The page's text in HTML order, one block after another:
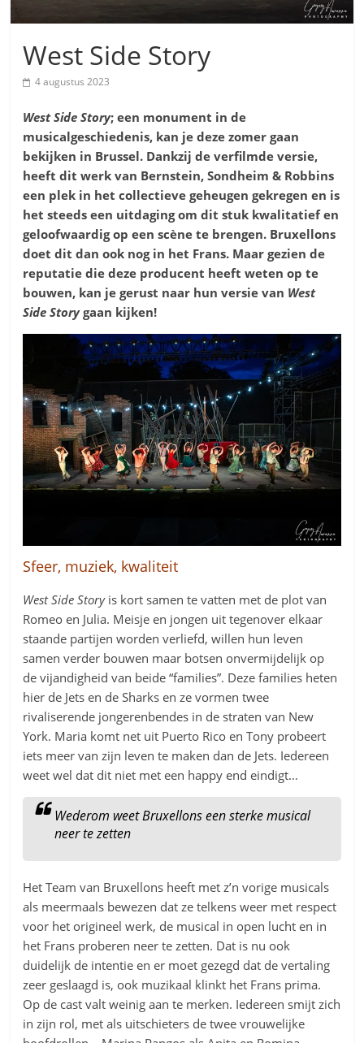
West Side Story
4 augustus 2023
West Side Story; een monument in de
musicalgeschiedenis, kan je deze zomer gaan
bekijken in Brussel. Dankzij de verfilmde versie,
heeft dit werk van Bernstein, Sondheim & Robbins
een plek in het collectieve geheugen gekregen en is
het steeds een uitdaging om dit stuk kwalitatief en
geloofwaardig op een scène te brengen. Bruxellons
doet dit dan ook nog in het Frans. Maar gezien de
reputatie die deze producent heeft weten op te
bouwen, kan je gerust naar hun versie van West
Side Storygaan kijken!
Sfeer, muziek, kwaliteit
West Side Storyis kort samen te vatten met de plot van
Romeo en Julia. Meisje en jongen uit tegenover elkaar
staande partijen worden verliefd, willen hun leven
samen verder bouwen maar botsen onvermijdelijk op
de vijandigheid van beide “families”. Deze families heten
hier de Jets en de Sharks en ze vormen twee
rivaliserende jongerenbendes in de straten van New
York. Maria komt net uit Puerto Rico en Tony probeert
iets meer van zijn leven te maken dan de Jets. Iedereen
weet wel dat dit niet met een happy end eindigt…
Wederom weet Bruxellons een sterke musical
neer te zetten
Het Team van Bruxellons heeft met z’n vorige musicals
als meermaals bewezen dat ze telkens weer met respect
voor het origineel werk, de musical in open lucht en in
het Frans proberen neer te zetten. Dat is nu ook
duidelijk de intentie en er moet gezegd dat de vertaling
zeer geslaagd is, ook muzikaal klinkt het Frans prima.
Op de cast valt weinig aan te merken. Iedereen smijt zich
in zijn rol, met als uitschieters de twee vrouwelijke